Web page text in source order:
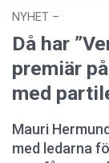
NYHET –
Då har
premiär
med
Mauri
med ledarna